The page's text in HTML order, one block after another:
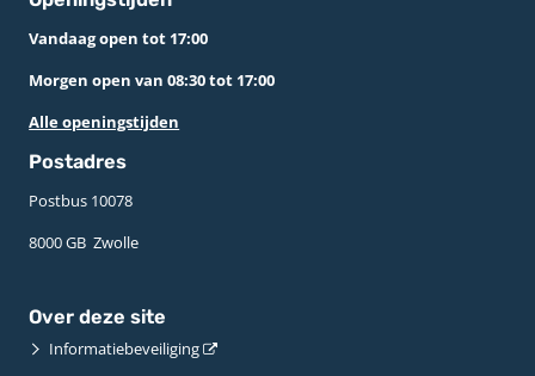
Vandaag open tot 17:00
Morgen open van 08:30 tot 17:00
Alle openingstijden
Postadres
Postbus 10078 ­
8000 GB ­ Zwolle
Over deze site
Informatiebeveiliging